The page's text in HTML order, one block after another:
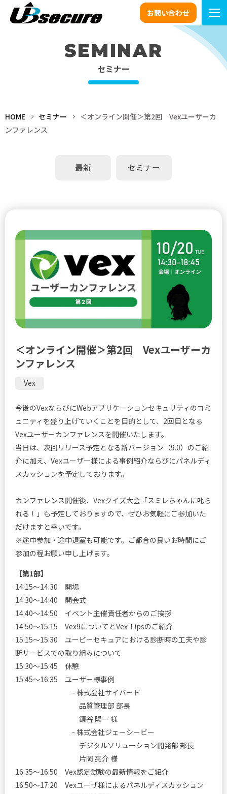
お問い合わせ
SEMINAR
セミナー
HOME セミナー
＜オンライン開催＞第2回 Vexユーザーカ
ンファレンス
最新 セミナー
＜オンライン開催＞第2回 Vexユーザーカ
ンファレンス
Vex
今後のVexならびにWebアプリケーションセキュリティのコミ
ュニティを盛り上げていくことを目的として、2回目となる
Vexユーザーカンファレンスを開催いたします。
当日は、次回リリース予定となる新バージョン（9.0）のご紹
介に加え、Vexユーザー様による事例紹介ならびにパネルディ
スカッションを予定しております。
カンファレンス開催後、Vexクイズ大会「スミレちゃんに叱ら
れる！」も予定しておりますので、ぜひお気軽にご参加いた
だけますと幸いです。
※途中参加・途中退室も可能です。ご都合の良いお時間にご
参加の程お願い申し上げます。
【第1部】
14:15～14:30 開場
14:30～14:40 開会式
14:40～14:50 イベント主催責任者からのご挨拶
14:50～15:15 Vex9についてとVex Tipsのご紹介
15:15～15:30 ユービーセキュアにおける診断時の工夫や診
断サービスでの取り組みについて
15:30～15:45 休憩
15:45～16:35 ユーザー様事例
- 株式会社サイバード
品質管理部 部長
鏡谷 陽一 様
- 株式会社ジェーシービー
デジタルソリューション開発部 部長
片岡 亮介 様
16:35～16:50 Vex認定試験の最新情報をご紹介
16:50～17:20 Vexユーザ様によるパネルディスカッション